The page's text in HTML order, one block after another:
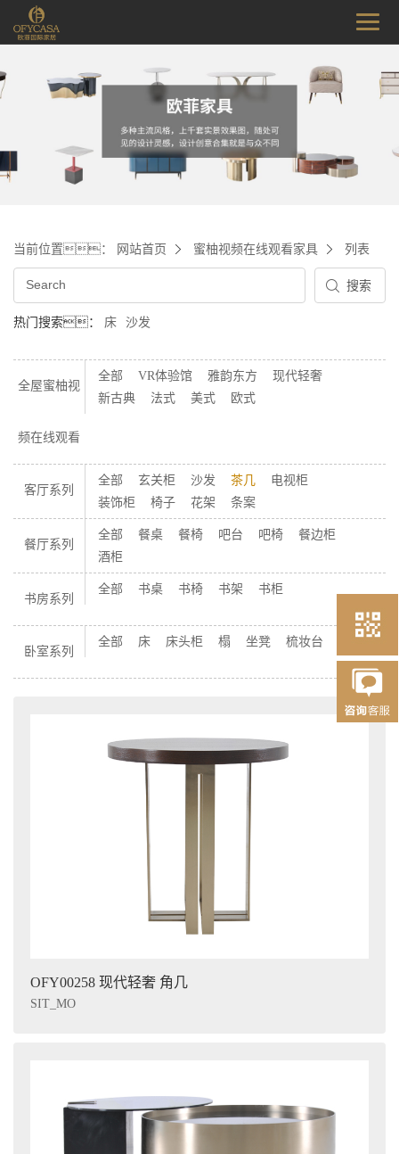
当前位置： 网站首页 蜜柚视频在线观看家具 列表
热门搜索： 床 沙发
全屋蜜柚视
频在线观看
全部 VR体验馆 雅韵东方
现代轻奢
新古典
法式 美式 欧式
客厅系列
全部 玄关柜 沙发 茶几
电视柜
装饰柜
椅子 花架 条案
餐厅系列
全部 餐桌 餐椅 吧台 吧椅
餐边柜
酒柜
书房系列
全部 书桌 书椅 书架 书柜
卧室系列
全部 床 床头柜 榻 坐凳 梳妆台 柜子
OFY00258 现代轻奢 角几
SIT_MO